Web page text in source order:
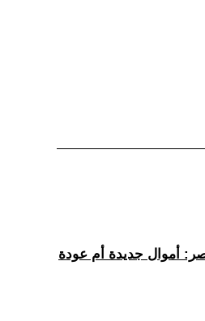
أموال جديدة أم عودة